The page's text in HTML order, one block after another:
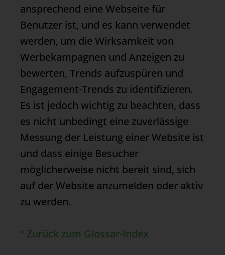
ansprechend eine Webseite für
Benutzer ist, und es kann verwendet
werden, um die Wirksamkeit von
Werbekampagnen und Anzeigen zu
bewerten, Trends aufzuspüren und
Engagement-Trends zu identifizieren.
Es ist jedoch wichtig zu beachten, dass
es nicht unbedingt eine zuverlässige
Messung der Leistung einer Website ist
und dass einige Besucher
möglicherweise nicht bereit sind, sich
auf der Website anzumelden oder aktiv
zu werden.
" Zurück zum Glossar-Index